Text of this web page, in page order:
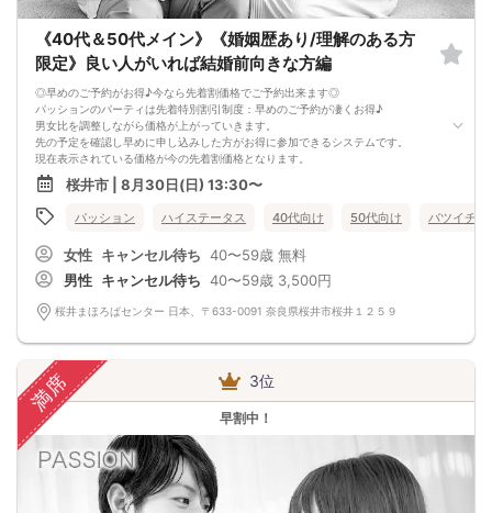
《40代＆50代メイン》《婚姻歴あり/理解のある方
限定》良い人がいれば結婚前向きな方編
◎早めのご予約がお得♪今なら先着割価格でご予約出来ます◎
パッションのパーティは先着特別割引制度：早めのご予約が凄くお得♪
男女比を調整しながら価格が上がっていきます。
先の予定を確認し早めに申し込みした方がお得に参加できるシステムです。
現在表示されている価格が今の先着割価格となります。
=========================
【パーティ内容】
再婚をお考えの方同士、または再婚に理解のある方の真面目な出会いのパーティ
ーです。
やはり、婚姻歴があるということを知った上で知り合った方がお互いに気兼ねな
く話せますし
理解してもらえる人に出会えるという事でカップルになる率は毎回非常に高いで
す。
再婚希望者の方、またお相手の婚歴を問わない理解のある方、
=========================
パッションのパーティーは男性90％以上/女性70％以上が1人参加です。
お一人様でも安心してご参加下さい。
出会いはまずは行動から！パッションのパーティで理想のお相手探しはいかがで
すか?
スタッフが全力であなたの婚活をサポートさせて頂きます。
■パーティ中止判断タイミング
開催前日の23:00までに最少催行人数男性2名対女性2名に満たない場合
但し、当日で急なキャンセルががあった場合には当日中止になる事もあります。
桜井市 | 8月30日(日) 13:30〜
パッション ハイステータス 40代向け 50代向け バツイチ・
女性 キャンセル待ち 40〜59歳 無料
男性 キャンセル待ち 40〜59歳 3,500円
桜井まほろばセンター 日本、〒633-0091 奈良県桜井市桜井１２５９
満席 3位
早割中！